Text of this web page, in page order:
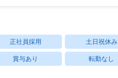
正社員採用 土日祝休み
賞与あり 転勤なし